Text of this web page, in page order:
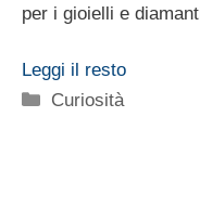
per i gioielli e
Leggi il resto
Categorie
Curiosità